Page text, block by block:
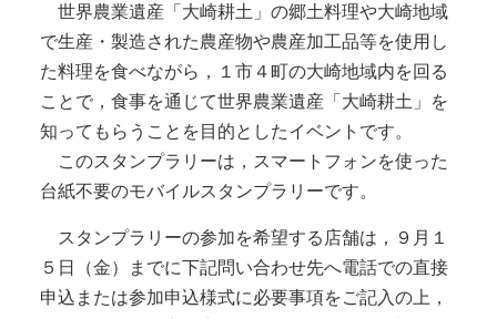
世界農業遺産「大崎耕土」の郷土料理や大崎地域
で生産・製造された農産物や農産加工品等を使用し
た料理を食べながら，１市４町の大崎地域内を回る
ことで，食事を通じて世界農業遺産「大崎耕土」を
知ってもらうことを目的としたイベントです。
このスタンプラリーは，スマートフォンを使った
台紙不要のモバイルスタンプラリーです。
スタンプラリーの参加を希望する店舗は，９月１
５日（金）までに下記問い合わせ先へ電話での直接
申込または参加申込様式に必要事項をご記入の上，